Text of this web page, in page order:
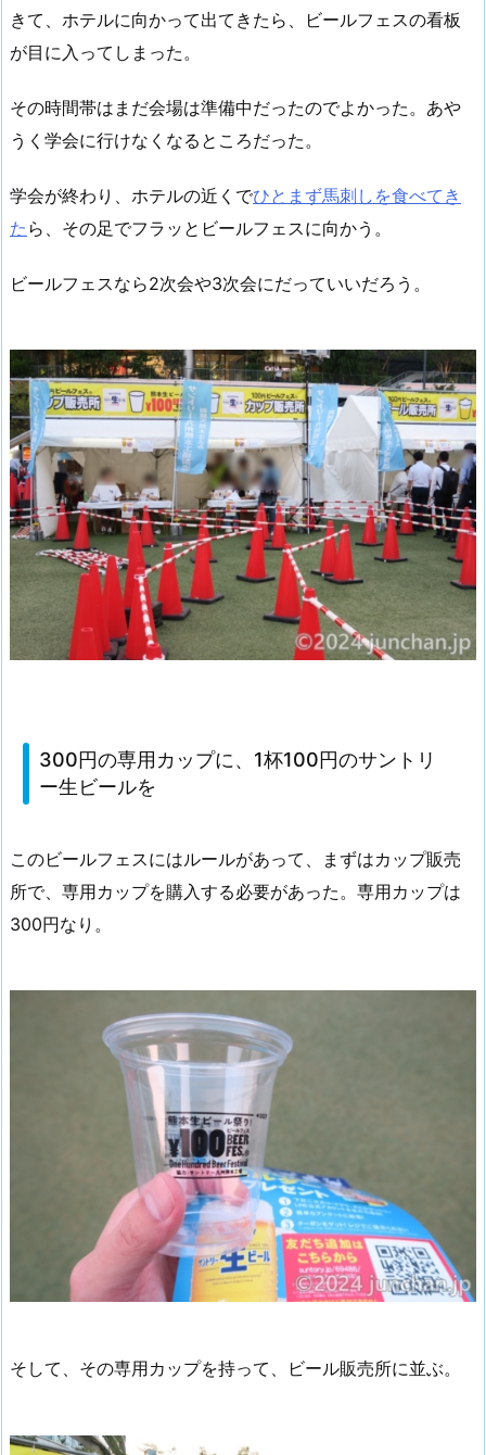
きて、ホテルに向かって出てきたら、ビールフェスの看板
が目に入ってしまった。
その時間帯はまだ会場は準備中だったのでよかった。あや
うく学会に行けなくなるところだった。
学会が終わり、ホテルの近くでひとまず馬刺しを食べてき
た ら、その足でフラッとビールフェスに向かう。
ビールフェスなら2次会や3次会にだっていいだろう。
300円の専用カップに、1杯100円のサントリ
ー生ビールを
このビールフェスにはルールがあって、まずはカップ販売
所で、専用カップを購入する必要があった。専用カップは
300円なり。
そして、その専用カップを持って、ビール販売所に並ぶ。